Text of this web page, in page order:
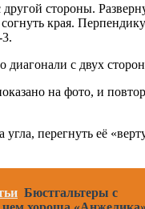
стороны.
края.
диагонали с двух
на фото, и
угла, перегнуть её
Бюстгальтеры с